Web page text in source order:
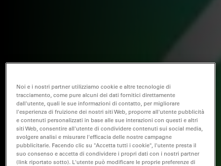
Noi e i nostri partner utilizziamo cookie e altre tecnologie di
tracciamento, come pure alcuni dei dati fornitici direttamente
dall'utente, quali le sue informazioni di contatto, per migliorare
l'esperienza di fruizione dei nostri siti Web, proporre all'utente pubblicità
e contenuti personalizzati in base alle sue interazioni con questi e altri
siti Web, consentire all'utente di condividere contenuti sui social media,
svolgere analisi e misurare l'efficacia delle nostre campagne
pubblicitarie. Facendo clic su "Accetta tutti i cookie", l'utente presta il
suo consenso e accetta di condividere i propri dati con i nostri partner
(link riportato sotto). L'utente può modificare le proprie preferenze di